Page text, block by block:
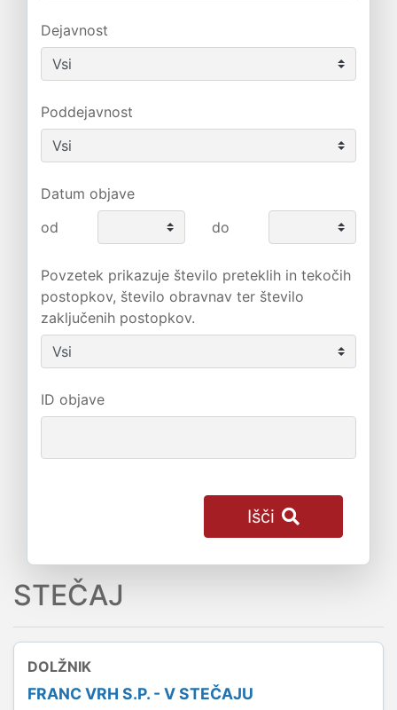
Dejavnost
Poddejavnost
Datum objave
od
do
Povzetek prikazuje število preteklih in tekočih
postopkov, število obravnav ter število
zaključenih postopkov.
ID objave
Išči
STEČAJ
DOLŽNIK
FRANC VRH S.P. - V STEČAJU